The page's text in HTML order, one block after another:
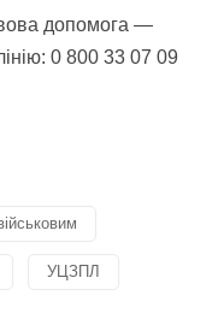
допомога —
0 800 33 07 09
УЦЗПЛ